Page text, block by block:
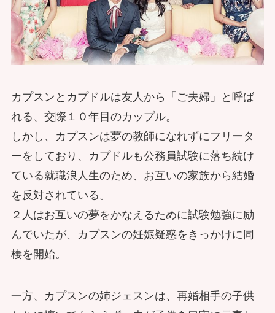
カプスンとカプドルは友人から「ご夫婦」と呼ば
れる、交際１０年目のカップル。
しかし、カプスンは夢の教師になれずにフリータ
ーをしており、カプドルも公務員試験に落ち続け
ている就職浪人生のため、お互いの家族から結婚
を反対されている。
２人はお互いの夢をかなえるために試験勉強に励
んでいたが、カプスンの妊娠疑惑をきっかけに同
棲を開始。
一方、カプスンの姉ジェスンは、再婚相手の子供